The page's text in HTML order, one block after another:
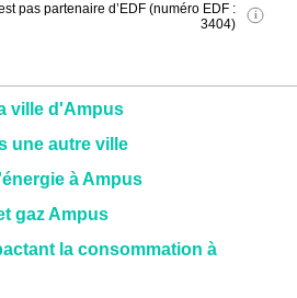
pas partenaire d’EDF (numéro EDF :
3404)
ville d'Ampus
une autre ville
à Ampus
gaz Ampus
la consommation à